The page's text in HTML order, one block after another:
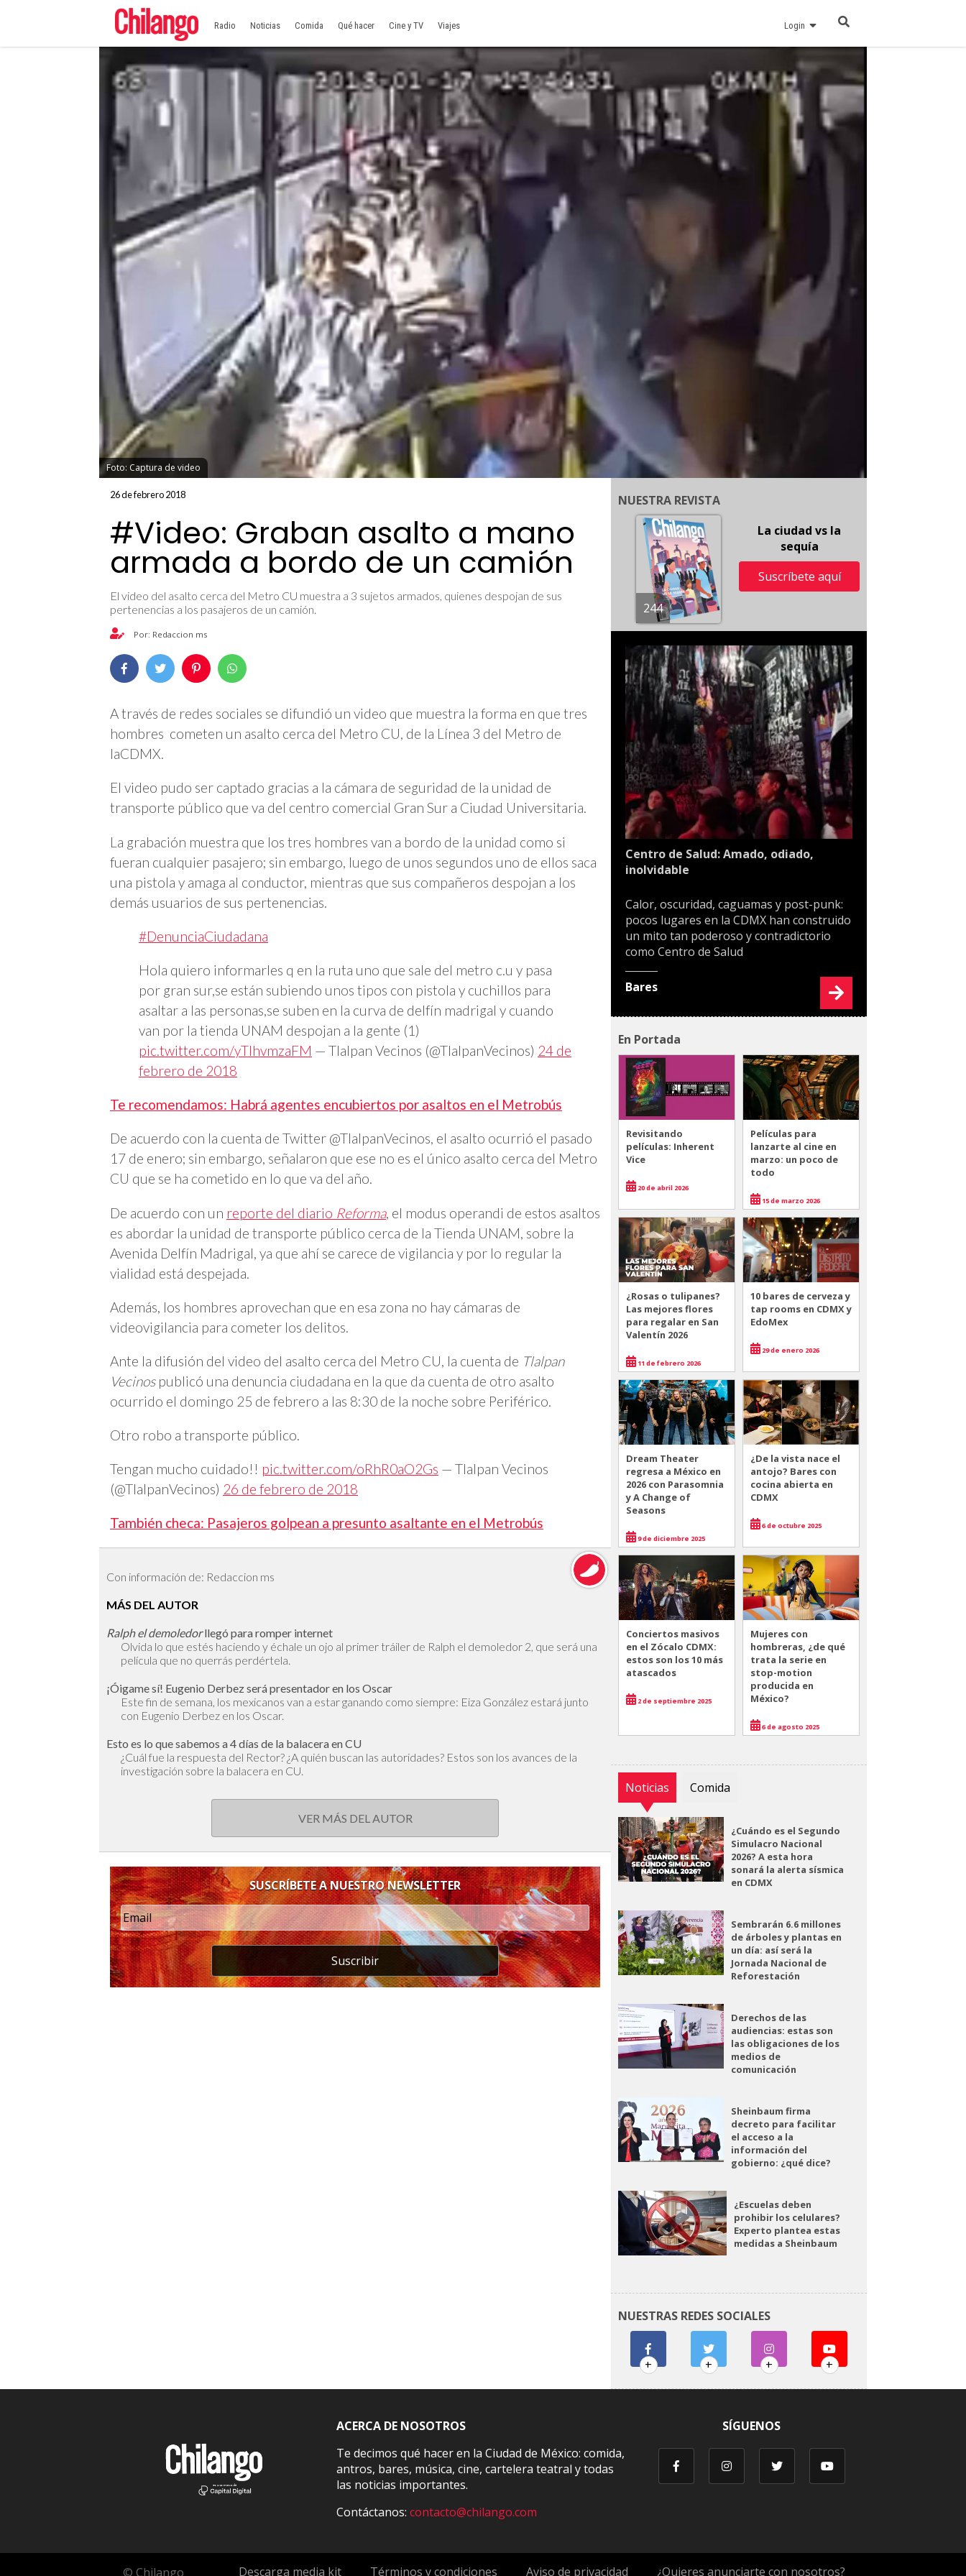
Radio Noticias Comida Qué hacer Cine y TV Viajes Login
Foto: Captura de video
26 de febrero 2018
#Video: Graban asalto a mano
armada a bordo de un camión
El video del asalto cerca del Metro CU muestra a 3 sujetos armados, quienes despojan de sus
pertenencias a los pasajeros de un camión.
Por: Redaccion ms
A través de redes sociales se difundió un video que muestra la forma en que tres
hombres cometen un asalto cerca del Metro CU, de la Línea 3 del Metro de
laCDMX.
El video pudo ser captado gracias a la cámara de seguridad de la unidad de
transporte público que va del centro comercial Gran Sur a Ciudad Universitaria.
La grabación muestra que los tres hombres van a bordo de la unidad como si
fueran cualquier pasajero; sin embargo, luego de unos segundos uno de ellos saca
una pistola y amaga al conductor, mientras que sus compañeros despojan a los
demás usuarios de sus pertenencias.
#DenunciaCiudadana
Hola quiero informarles q en la ruta uno que sale del metro c.u y pasa
por gran sur,se están subiendo unos tipos con pistola y cuchillos para
asaltar a las personas,se suben en la curva de delfín madrigal y cuando
van por la tienda UNAM despojan a la gente (1)
pic.twitter.com/yTlhvmzaFM — Tlalpan Vecinos (@TlalpanVecinos) 24 de
febrero de 2018
Te recomendamos: Habrá agentes encubiertos por asaltos en el Metrobús
De acuerdo con la cuenta de Twitter @TlalpanVecinos, el asalto ocurrió el pasado
17 de enero; sin embargo, señalaron que ese no es el único asalto cerca del Metro
CU que se ha cometido en lo que va del año.
De acuerdo con un reporte del diario Reforma, el modus operandi de estos asaltos
es abordar la unidad de transporte público cerca de la Tienda UNAM, sobre la
Avenida Delfín Madrigal, ya que ahí se carece de vigilancia y por lo regular la
vialidad está despejada.
Además, los hombres aprovechan que en esa zona no hay cámaras de
videovigilancia para cometer los delitos.
Ante la difusión del video del asalto cerca del Metro CU, la cuenta de Tlalpan
Vecinospublicó una denuncia ciudadana en la que da cuenta de otro asalto
ocurrido el domingo 25 de febrero a las 8:30 de la noche sobre Periférico.
Otro robo a transporte público.
Tengan mucho cuidado!! pic.twitter.com/oRhR0aO2Gs — Tlalpan Vecinos
(@TlalpanVecinos) 26 de febrero de 2018
También checa: Pasajeros golpean a presunto asaltante en el Metrobús
Con información de: Redaccion ms
MÁS DEL AUTOR
Ralph el demoledorllegó para romper internet
Olvida lo que estés haciendo y échale un ojo al primer tráiler de Ralph el demoledor 2, que será una
película que no querrás perdértela.
¡Óigame sí! Eugenio Derbez será presentador en los Oscar
Este fin de semana, los mexicanos van a estar ganando como siempre: Eiza González estará junto
con Eugenio Derbez en los Oscar.
Esto es lo que sabemos a 4 días de la balacera en CU
¿Cuál fue la respuesta del Rector? ¿A quién buscan las autoridades? Estos son los avances de la
investigación sobre la balacera en CU.
VER MÁS DEL AUTOR
SUSCRÍBETE A NUESTRO NEWSLETTER
Suscribir
NUESTRA REVISTA
244
La ciudad vs la
sequía
Suscríbete aquí
Centro de Salud: Amado, odiado,
inolvidable
Calor, oscuridad, caguamas y post-punk:
pocos lugares en la CDMX han construido
un mito tan poderoso y contradictorio
como Centro de Salud
Bares
En Portada
Revisitando
películas: Inherent
Vice
20 de abril 2026
Películas para
lanzarte al cine en
marzo: un poco de
todo
15 de marzo 2026
¿Rosas o tulipanes?
Las mejores flores
para regalar en San
Valentín 2026
11 de febrero 2026
10 bares de cerveza y
tap rooms en CDMX y
EdoMex
29 de enero 2026
Dream Theater
regresa a México en
2026 con Parasomnia
y A Change of
Seasons
9 de diciembre 2025
¿De la vista nace el
antojo? Bares con
cocina abierta en
CDMX
6 de octubre 2025
Conciertos masivos
en el Zócalo CDMX:
estos son los 10 más
atascados
2 de septiembre 2025
Mujeres con
hombreras, ¿de qué
trata la serie en
stop-motion
producida en
México?
6 de agosto 2025
Noticias Comida
¿Cuándo es el Segundo
Simulacro Nacional
2026? A esta hora
sonará la alerta sísmica
en CDMX
Sembrarán 6.6 millones
de árboles y plantas en
un día: así será la
Jornada Nacional de
Reforestación
Derechos de las
audiencias: estas son
las obligaciones de los
medios de
comunicación
Sheinbaum firma
decreto para facilitar
el acceso a la
información del
gobierno: ¿qué dice?
¿Escuelas deben
prohibir los celulares?
Experto plantea estas
medidas a Sheinbaum
NUESTRAS REDES SOCIALES
+ + + +
ACERCA DE NOSOTROS
Te decimos qué hacer en la Ciudad de México: comida,
antros, bares, música, cine, cartelera teatral y todas
las noticias importantes.
Contáctanos:contacto@chilango.com
SÍGUENOS
© Chilango Descarga media kit Términos y condiciones Aviso de privacidad ¿Quieres anunciarte con nosotros?